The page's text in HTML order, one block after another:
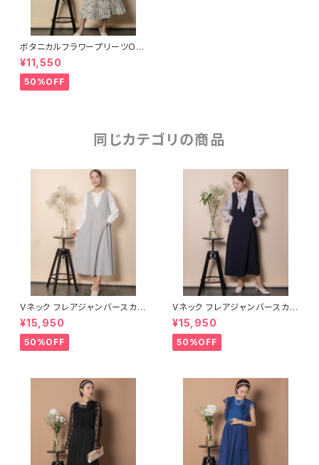
ボタニカルフラワープリーツOP
【3051501】
¥11,550
50%OFF
同じカテゴリの商品
Vネック フレアジャンバースカー
ト【5665001】
¥15,950
50%OFF
Vネック フレアジャンバースカー
ト【5665001】
¥15,950
50%OFF